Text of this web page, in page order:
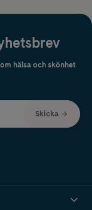
hälsa och skönhet
Skicka